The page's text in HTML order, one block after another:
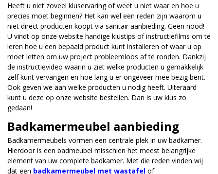
Heeft u niet zoveel kluservaring of weet u niet waar en hoe u
precies moet beginnen? Het kan wel een reden zijn waarom u
niet direct producten koopt via sanitair aanbieding. Geen nood!
U vindt op onze website handige klustips of instructiefilms om te
leren hoe u een bepaald product kunt installeren of waar u op
moet letten om uw project probleemloos af te ronden. Dankzij
de instructievideo waarin u ziet welke producten u gemakkelijk
zelf kunt vervangen en hoe lang u er ongeveer mee bezig bent.
Ook geven we aan welke producten u nodig heeft. Uiteraard
kunt u deze op onze website bestellen. Dan is uw klus zo
gedaan!
Badkamermeubel aanbieding
Badkamermeubels vormen een centrale plek in uw badkamer.
Hierdoor is een badmeubel misschien het meest belangrijke
element van uw complete badkamer. Met die reden vinden wij
dat een badkamermeubel met wastafel of